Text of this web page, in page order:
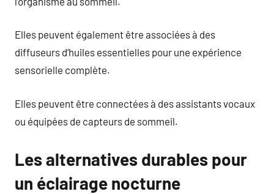
Elles peuvent également être associées à des
diffuseurs d’huiles essentielles pour une expérience
sensorielle complète.
Elles peuvent être connectées à des assistants vocaux
ou équipées de capteurs de sommeil.
Les alternatives durables pour
un éclairage nocturne